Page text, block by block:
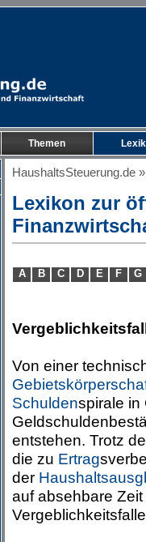
Themen
HaushaltsSteuerung.de
Lexikon zur
A B C D E F G
Von einer
Schuldenspirale in
entstehen. Trotz
die zu Ertrag
der
auf absehbare